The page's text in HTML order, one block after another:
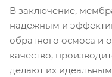
В заключение,
надежным и
обратного осмоса и
качество,
делают их